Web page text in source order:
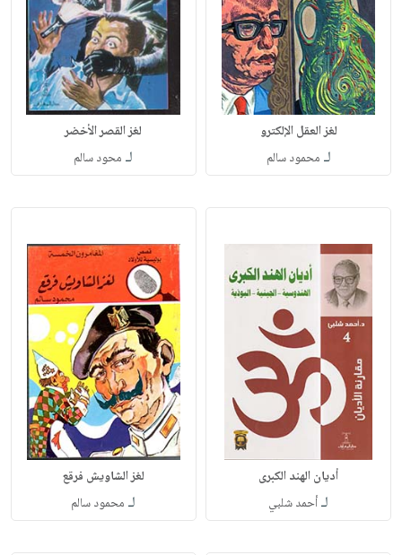
لغز العقل الإلكترو
لـ محمود سالم
لغز القصر الأخضر
لـ محود سالم
أديان الهند الكبرى
لـأحمد شلبي
لغز الشاويش فرقع
لـ محمود سالم